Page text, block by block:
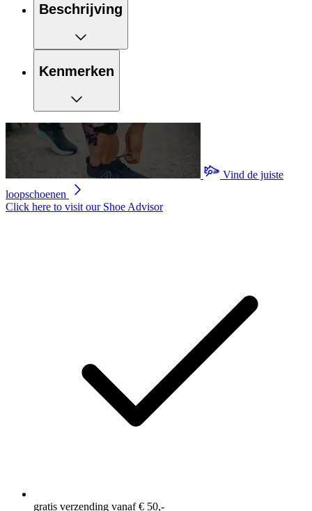
Beschrijving
Kenmerken
Vind de juiste
loopschoenen
Click here to visit our Shoe Advisor
gratis verzending vanaf € 50,-